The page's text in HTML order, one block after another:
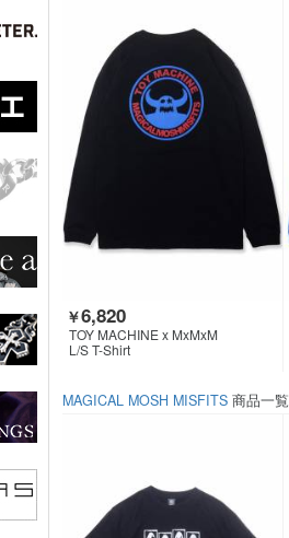
￥6,820
TOY MACHINE x MxMxM
L/S T-Shirt
MAGICAL MOSH MISFITS 商品一覧